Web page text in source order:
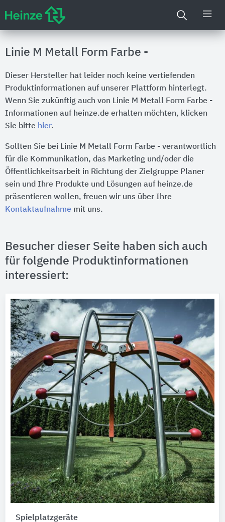
Linie M Metall Form Farbe -
Dieser Hersteller hat leider noch keine vertiefenden
Produktinformationen auf unserer Plattform hinterlegt.
Wenn Sie zukünftig auch von Linie M Metall Form Farbe -
Informationen auf heinze.de erhalten möchten, klicken
Sie bitte hier.
Sollten Sie bei Linie M Metall Form Farbe - verantwortlich
für die Kommunikation, das Marketing und/oder die
Öffentlichkeitsarbeit in Richtung der Zielgruppe Planer
sein und Ihre Produkte und Lösungen auf heinze.de
präsentieren wollen, freuen wir uns über Ihre
Kontaktaufnahme mit uns.
Besucher dieser Seite haben sich auch
für folgende Produktinformationen
interessiert:
Spielplatzgeräte